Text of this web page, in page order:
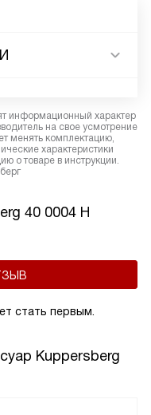
информационный характер
на свое усмотрение
менять комплектацию,
характеристики
о товаре в инструкции.
40 0004 H
стать первым.
Kuppersberg